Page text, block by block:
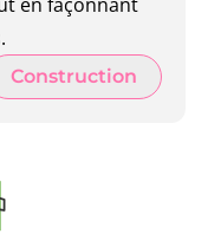
Construction